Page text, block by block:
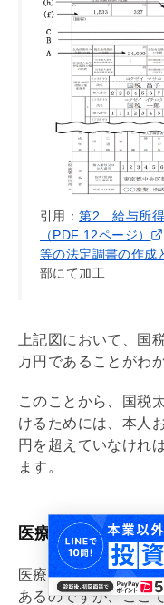
引用：第2 給与所得
（PDF 12ページ）
等の法定調書の作成
部にて加工
上記図において、国
万円であることがわ
このことから、国税
けるためには、本人
円を超えていなけれ
ます。
医療費控除の注意
医療費控除の適用を
あるのですが、ここ